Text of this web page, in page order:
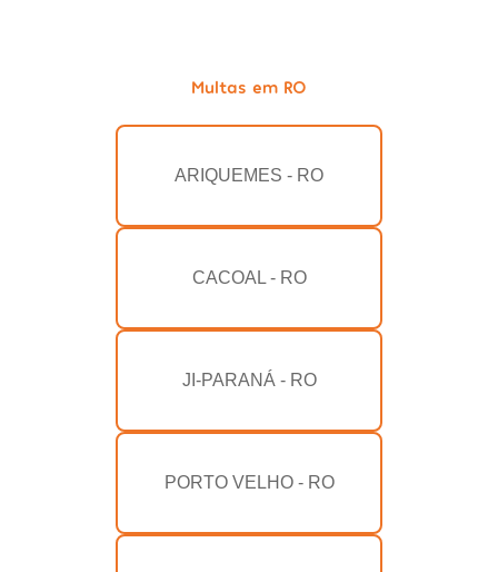
Multas em RO
ARIQUEMES - RO
CACOAL - RO
JI-PARANÁ - RO
PORTO VELHO - RO